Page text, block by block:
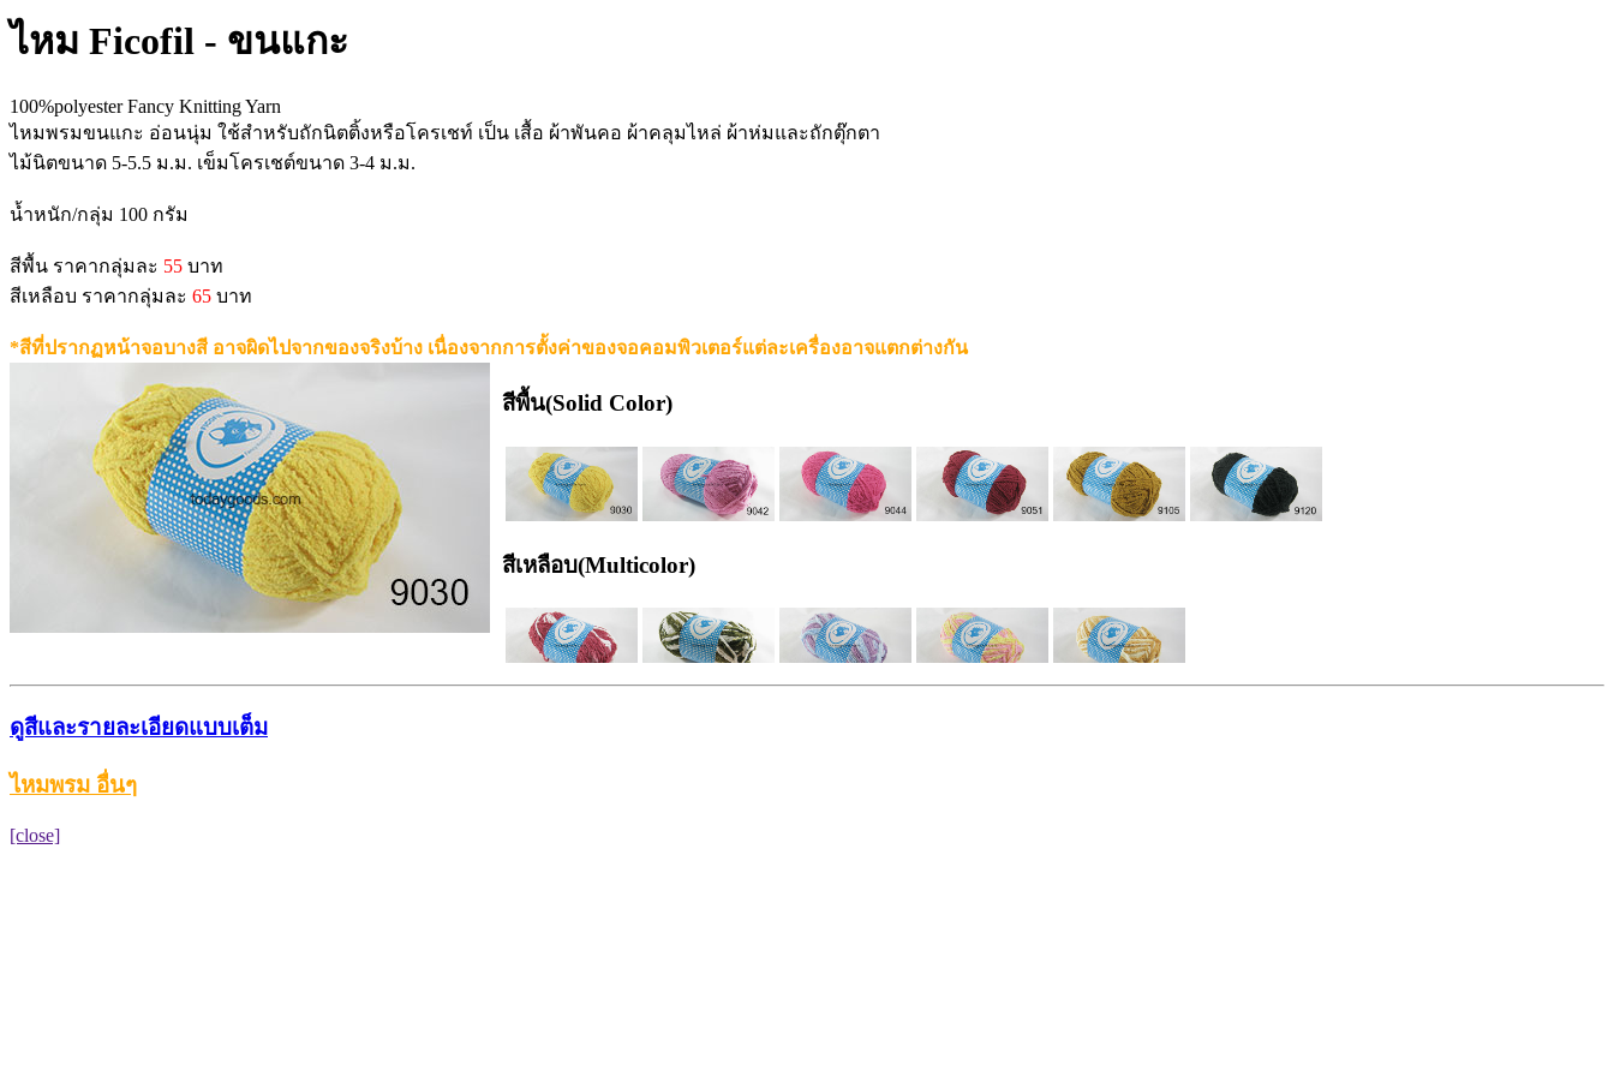
ไหม Ficofil - ขนแกะ
100%polyester Fancy Knitting Yarn
ไหมพรมขนแกะ อ่อนนุ่ม ใช้สำหรับถักนิตติ้งหรือโครเชท์ เป็น เสื้อ ผ้าพันคอ ผ้าคลุมไหล่ ผ้าห่มและถักตุ๊กตา
ไม้นิตขนาด 5-5.5 ม.ม. เข็มโครเชต์ขนาด 3-4 ม.ม.
น้ำหนัก/กลุ่ม 100 กรัม
สีพื้น ราคากลุ่มละ 55 บาท
สีเหลือบ ราคากลุ่มละ 65 บาท
*สีที่ปรากฏหน้าจอบางสี อาจผิดไปจากของจริงบ้าง เนื่องจากการตั้งค่าของจอคอมพิวเตอร์แต่ละเครื่องอาจแตกต่างกัน
สีพื้น(Solid Color)
สีเหลือบ(Multicolor)
ดูสีและรายละเอียดแบบเต็ม
ไหมพรม อื่นๆ
[close]